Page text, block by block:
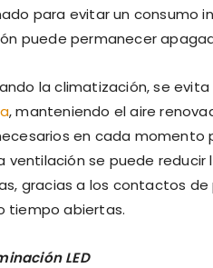
para evitar un consumo
puede permanecer
la climatización, se
, manteniendo el aire
en cada momento
ventilación se puede
gracias a los contactos de
tiempo abiertas.
LED